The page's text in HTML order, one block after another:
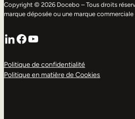
Copyright © 2026 Docebo – Tous droits
marque déposée ou une marque
LinkedIn
Facebook
YouTube
Politique de confidentialité
Politique en matière de Cookies